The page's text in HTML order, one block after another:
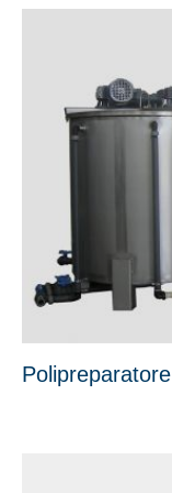
Polipreparatore